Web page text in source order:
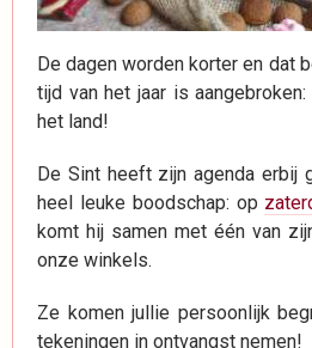
De dagen worden korter en dat
tijd van het jaar is
het land!
De Sint heeft zijn agenda erbij
heel leuke boodschap: op
komt hij samen met één van
onze winkels.
Ze komen jullie persoonlijk
tekeningen in ontvangst nemen!